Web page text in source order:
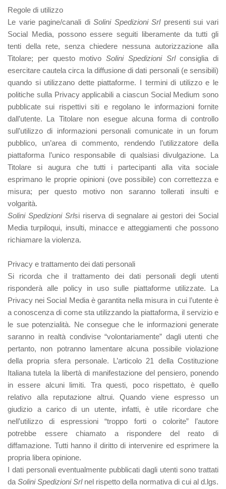
Regole di utilizzo
Le varie pagine/canali diSolini Spedizioni Srl presenti sui vari
Social Media, possono essere seguiti liberamente da tutti gli
tenti della rete, senza chiedere nessuna autorizzazione alla
Titolare; per questo motivo Solini Spedizioni Srl consiglia di
esercitare cautela circa la diffusione di dati personali (e sensibili)
quando si utilizzano dette piattaforme. I termini di utilizzo e le
politiche sulla Privacy applicabili a ciascun Social Medium sono
pubblicate sui rispettivi siti e regolano le informazioni fornite
dall’utente. La Titolare non esegue alcuna forma di controllo
sull’utilizzo di informazioni personali comunicate in un forum
pubblico, un’area di commento, rendendo l’utilizzatore della
piattaforma l’unico responsabile di qualsiasi divulgazione. La
Titolare si augura che tutti i partecipanti alla vita sociale
esprimano le proprie opinioni (ove possibile) con correttezza e
misura; per questo motivo non saranno tollerati insulti e
volgarità.
Solini Spedizioni Srlsi riserva di segnalare ai gestori dei Social
Media turpiloqui, insulti, minacce e atteggiamenti che possono
richiamare la violenza.
Privacy e trattamento dei dati personali
Si ricorda che il trattamento dei dati personali degli utenti
risponderà alle policy in uso sulle piattaforme utilizzate. La
Privacy nei Social Media è garantita nella misura in cui l’utente è
a conoscenza di come sta utilizzando la piattaforma, il servizio e
le sue potenzialità. Ne consegue che le informazioni generate
saranno in realtà condivise “volontariamente” dagli utenti che
pertanto, non potranno lamentare alcuna possibile violazione
della propria sfera personale. L’articolo 21 della Costituzione
Italiana tutela la libertà di manifestazione del pensiero, ponendo
in essere alcuni limiti. Tra questi, poco rispettato, è quello
relativo alla reputazione altrui. Quando viene espresso un
giudizio a carico di un utente, infatti, è utile ricordare che
nell’utilizzo di espressioni “troppo forti o colorite” l’autore
potrebbe essere chiamato a rispondere del reato di
diffamazione. Tutti hanno il diritto di intervenire ed esprimere la
propria libera opinione.
I dati personali eventualmente pubblicati dagli utenti sono trattati
da Solini Spedizioni Srl nel rispetto della normativa di cui al d.lgs.